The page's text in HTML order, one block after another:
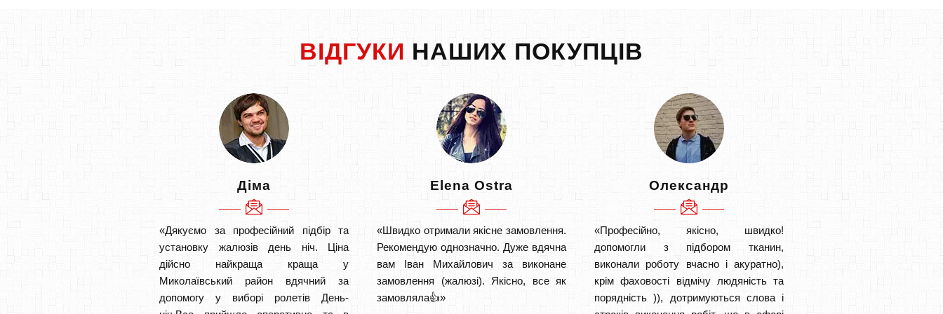
ВІДГУКИ НАШИХ ПОКУПЦІВ
Діма
«Дякуємо за професійний підбір та
установку жалюзів день ніч. Ціна
дійсно найкраща краща у
Миколаївський район вдячний за
допомогу у виборі ролетів День-
Elena Ostra
«Швидко отримали якісне замовлення.
Рекомендую однозначно. Дуже вдячна
вам Іван Михайлович за виконане
замовлення (жалюзі). Якісно, все як
замовляла👍»
Олександр
«Професійно, якісно, швидко!
допомогли з підбором тканин,
виконали роботу вчасно і акуратно),
крім фаховості відмічу людяність та
порядність )), дотримуються слова і